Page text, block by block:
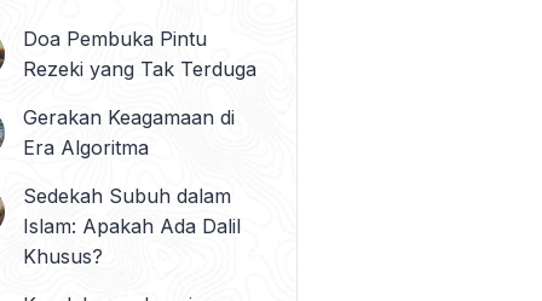
Doa Pembuka Pintu
Rezeki yang Tak Terduga
Gerakan Keagamaan di
Era Algoritma
Sedekah Subuh dalam
Islam: Apakah Ada Dalil
Khusus?